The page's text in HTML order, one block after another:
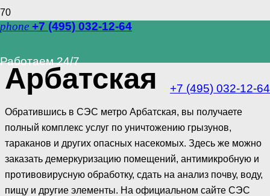
phone +7 (495) 032-12-64
Работаем 24/7
+7 (495) 032-12-64
Арбатская
Обратившись в СЭС метро Арбатская, вы получаете
полный комплекс услуг по уничтожению грызунов,
тараканов и других опасных насекомых. Здесь же можно
заказать демеркуризацию помещений, антимикробную и
противовирусную обработку, сдать на анализ почву, воду,
пищу и другие элементы. На официальном сайте СЭС